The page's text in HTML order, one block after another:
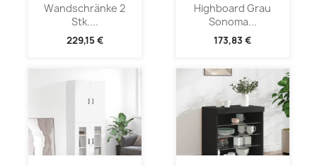
Wandschränke 2
Stk....
229,15 €
Highboard Grau
Sonoma...
173,83 €